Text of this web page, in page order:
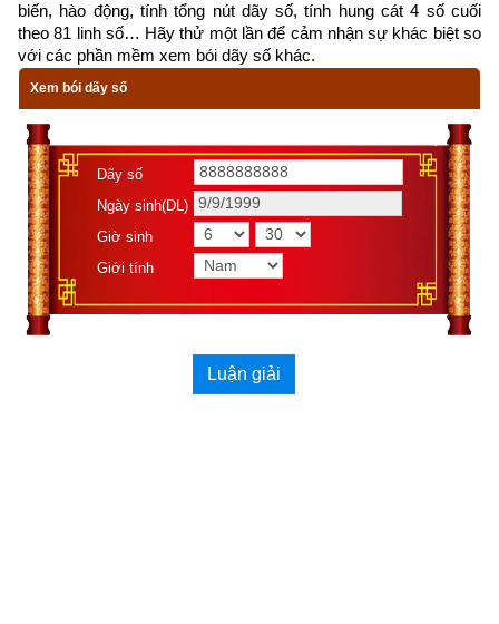
2. Việc kiêng kỵ cần tránh trong ngày Kỷ Hợi theo
Bành Tổ Bách Kỵ Nhật
Luận giải việc kiêng kỵ theo Bành Tổ Bách Kỵ
biến, hào động, tính tổng nút dãy số, tính hung cát 4 số cuối
theo 81 linh số… Hãy thử một lần để cảm nhận sự khác biệt so
với các phần mềm xem bói dãy số khác.
Xem bói dãy số
Dãy số
Ngày sinh(DL)
Giờ sinh
Giới tính
Luận giải